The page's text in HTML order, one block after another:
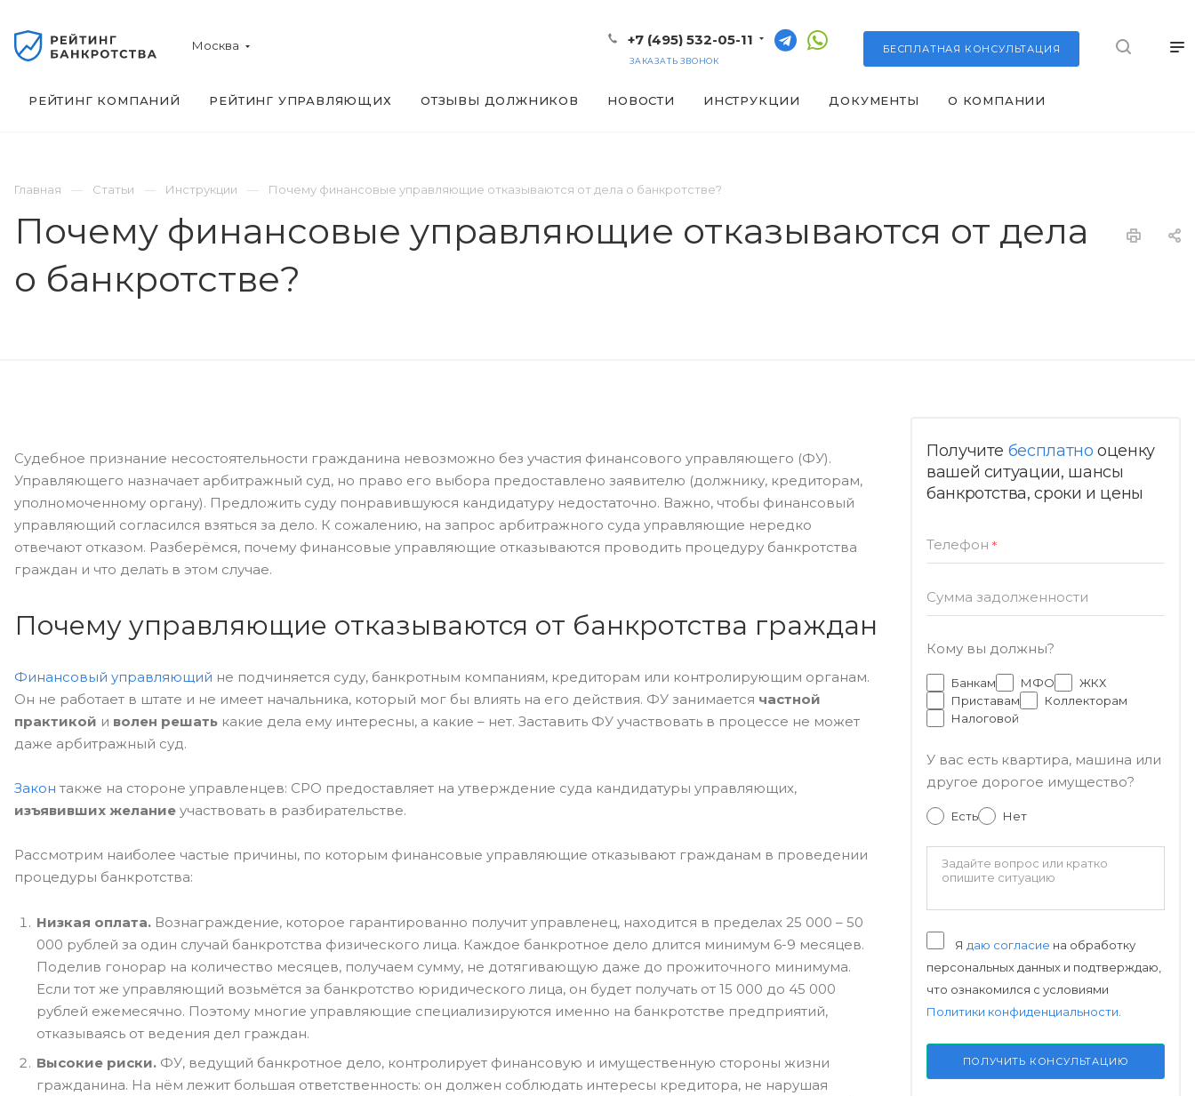
Москва БЕСПЛАТНАЯ КОНСУЛЬТАЦИЯ
+7 (495) 532-05-11
ЗАКАЗАТЬ ЗВОНОК
РЕЙТИНГ КОМПАНИЙ РЕЙТИНГ УПРАВЛЯЮЩИХ ОТЗЫВЫ ДОЛЖНИКОВ НОВОСТИ ИНСТРУКЦИИ ДОКУМЕНТЫ О КОМПАНИИ
Главная Статьи Инструкции Почему финансовые управляющие отказываются от дела о банкротстве?
Почему финансовые управляющие отказываются от дела
о банкротстве?
Судебное признание несостоятельности гражданина невозможно без участия финансового управляющего (ФУ).
Управляющего назначает арбитражный суд, но право его выбора предоставлено заявителю (должнику, кредиторам,
уполномоченному органу). Предложить суду понравившуюся кандидатуру недостаточно. Важно, чтобы финансовый
управляющий согласился взяться за дело. К сожалению, на запрос арбитражного суда управляющие нередко
отвечают отказом. Разберёмся, почему финансовые управляющие отказываются проводить процедуру банкротства
граждан и что делать в этом случае.
Почему управляющие отказываются от банкротства граждан
Финансовый управляющий не подчиняется суду, банкротным компаниям, кредиторам или контролирующим органам.
Он не работает в штате и не имеет начальника, который мог бы влиять на его действия. ФУ занимается частной
практикой и волен решать какие дела ему интересны, а какие – нет. Заставить ФУ участвовать в процессе не может
даже арбитражный суд.
Закон также на стороне управленцев: СРО предоставляет на утверждение суда кандидатуры управляющих,
изъявивших желание участвовать в разбирательстве.
Рассмотрим наиболее частые причины, по которым финансовые управляющие отказывают гражданам в проведении
процедуры банкротства:
Низкая оплата. Вознаграждение, которое гарантированно получит управленец, находится в пределах 25 000 – 50
000 рублей за один случай банкротства физического лица. Каждое банкротное дело длится минимум 6-9 месяцев.
Поделив гонорар на количество месяцев, получаем сумму, не дотягивающую даже до прожиточного минимума.
Если тот же управляющий возьмётся за банкротство юридического лица, он будет получать от 15 000 до 45 000
рублей ежемесячно. Поэтому многие управляющие специализируются именно на банкротстве предприятий,
отказываясь от ведения дел граждан.
Высокие риски. ФУ, ведущий банкротное дело, контролирует финансовую и имущественную стороны жизни
гражданина. На нём лежит большая ответственность: он должен соблюдать интересы кредитора, не нарушая
Получите бесплатно оценку
вашей ситуации, шансы
банкротства, сроки и цены
Телефон *
Сумма задолженности
Кому вы должны?
Банкам МФО
ЖКХ
Приставам
Коллекторам
Налоговой
У вас есть квартира, машина или
другое дорогое имущество?
Есть Нет
Я даю согласие на обработку
персональных данных и подтверждаю,
что ознакомился с условиями
Политики конфиденциальности
ПОЛУЧИТЬ КОНСУЛЬТАЦИЮ